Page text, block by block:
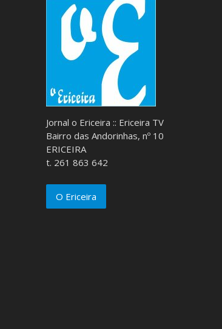
Jornal o Ericeira :: Ericeira TV
Bairro das Andorinhas, nº 10
ERICEIRA
t. 261 863 642
O Ericeira